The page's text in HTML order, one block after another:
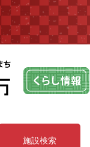
施設検索